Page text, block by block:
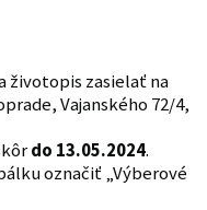
životopis zasielať na
Vajanského 72/4,
do 13.05.2024.
označiť „Výberové